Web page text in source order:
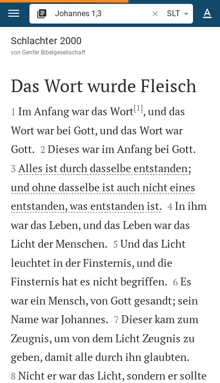
Zum Inhalt springen
Bibelstelle oder
SLT
Johannes 1
Schlachter 2000
vonGenfer Bibelgesellschaft

Das Wort wurde Fleisch

1 Im Anfang war das Wort[1], und das
Wort war bei Gott, und das Wort war
Gott. 

2 Dieses war im Anfang bei Gott.
3 Alles ist durch dasselbe entstanden;
und ohne dasselbe ist auch nicht eines
entstanden, was entstanden ist. 

4 In ihm
war das Leben, und das Leben war das
Licht der Menschen. 

5 Und das Licht
leuchtet in der Finsternis, und die
Finsternis hat es nicht begriffen. 

6 Es
war ein Mensch, von Gott gesandt; sein
Name war Johannes. 

7 Dieser kam zum
Zeugnis, um von dem Licht Zeugnis zu
geben, damit alle durch ihn glaubten.
8 Nicht er war das Licht, sondern er sollte